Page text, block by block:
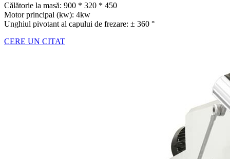
Călătorie la masă: 900 * 320 * 450
Motor principal (kw): 4kw
Unghiul pivotant al capului de frezare: ± 360 °
CERE UN CITAT